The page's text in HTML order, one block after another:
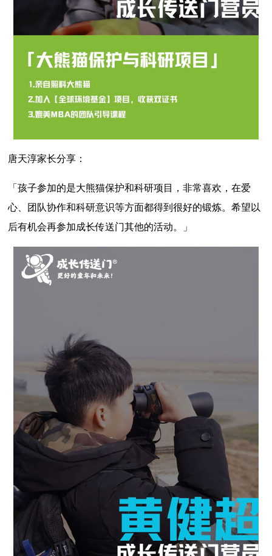
唐天淳家长分享：
「孩子参加的是大熊猫保护和科研项目，非常喜欢，在爱
心、团队协作和科研意识等方面都得到很好的锻炼。希望以
后有机会再参加成长传送门其他的活动。」